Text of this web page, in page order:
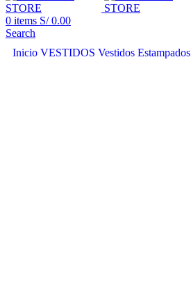
0 items S/0.00
Search
Inicio VESTIDOS Vestidos Estampados